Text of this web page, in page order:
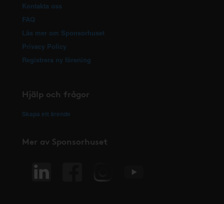
Kontakta oss
FAQ
Läs mer om Sponsorhuset
Privacy Policy
Registrera ny förening
Hjälp och frågor
Skapa ett ärende
Mer av Sponsorhuset